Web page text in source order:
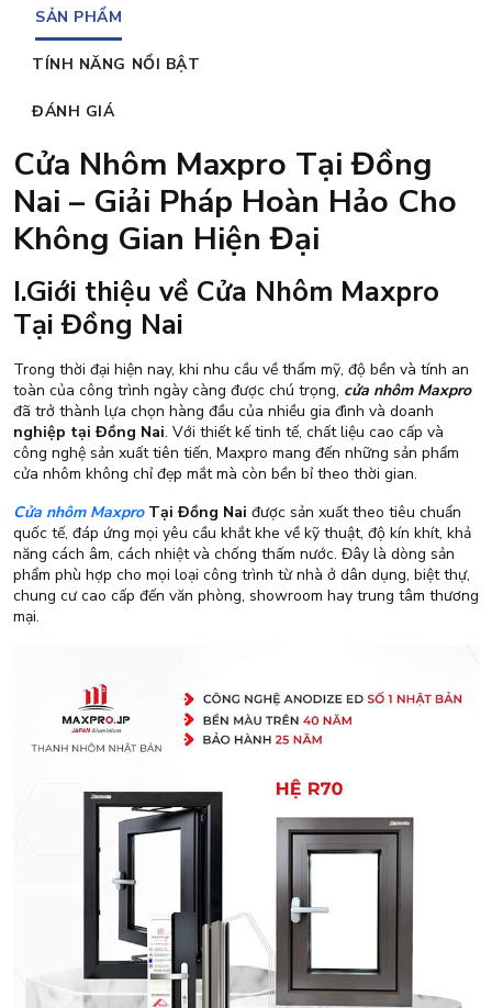
SẢN PHẨM
TÍNH NĂNG NỔI BẬT
ĐÁNH GIÁ
Cửa Nhôm Maxpro Tại Đồng
Nai – Giải Pháp Hoàn Hảo Cho
Không Gian Hiện Đại
I.Giới thiệu về Cửa Nhôm Maxpro
Tại Đồng Nai
Trong thời đại hiện nay, khi nhu cầu về thẩm mỹ, độ bền và tính an
toàn của công trình ngày càng được chú trọng, cửa nhôm Maxpro
đã trở thành lựa chọn hàng đầu của nhiều gia đình và doanh
nghiệp tại Đồng Nai. Với thiết kế tinh tế, chất liệu cao cấp và
công nghệ sản xuất tiên tiến, Maxpro mang đến những sản phẩm
cửa nhôm không chỉ đẹp mắt mà còn bền bỉ theo thời gian.
Cửa nhôm Maxpro Tại Đồng Nai được sản xuất theo tiêu chuẩn
quốc tế, đáp ứng mọi yêu cầu khắt khe về kỹ thuật, độ kín khít, khả
năng cách âm, cách nhiệt và chống thấm nước. Đây là dòng sản
phẩm phù hợp cho mọi loại công trình từ nhà ở dân dụng, biệt thự,
chung cư cao cấp đến văn phòng, showroom hay trung tâm thương
mại.